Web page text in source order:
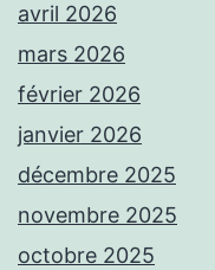
avril 2026
mars 2026
février 2026
janvier 2026
décembre 2025
novembre 2025
octobre 2025